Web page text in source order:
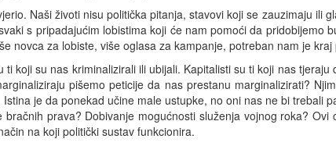
Naši životi nisu politička pitanja, stavovi koji se zauzimaju ili
s pripadajućim lobistima koji će nam pomoći da pridobijemo
novca za lobiste, više oglasa za kampanje, potreban nam je
ti koji su nas kriminalizirali ili ubijali. Kapitalisti su ti koji nas
pišemo peticije da nas prestanu marginalizirati?
je da ponekad učine male ustupke, no oni nas ne bi trebali
bračnih prava? Dobivanje mogućnosti služenja vojnog roka?
na koji politički sustav funkcionira.